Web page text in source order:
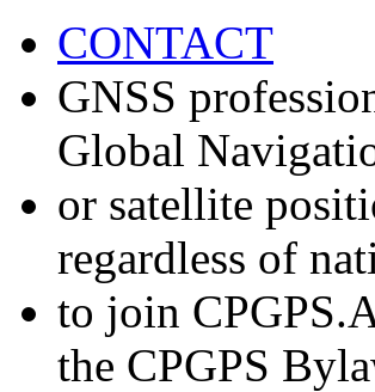
CONTACT
GNSS
Global
or satellite
regardless of
to join
the CPGPS